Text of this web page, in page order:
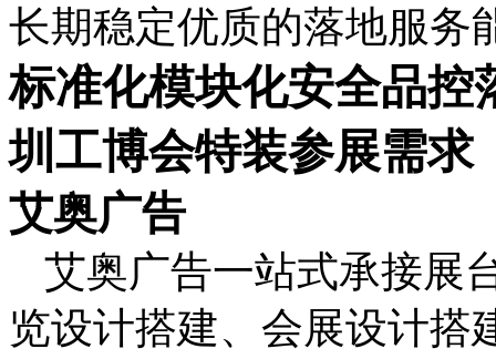
长期稳定优质的落地服务
标准化模块化安全品控
圳工博会特装参展需求
艾奥广告
艾奥广告一站式承接展
览设计搭建、会展设计搭